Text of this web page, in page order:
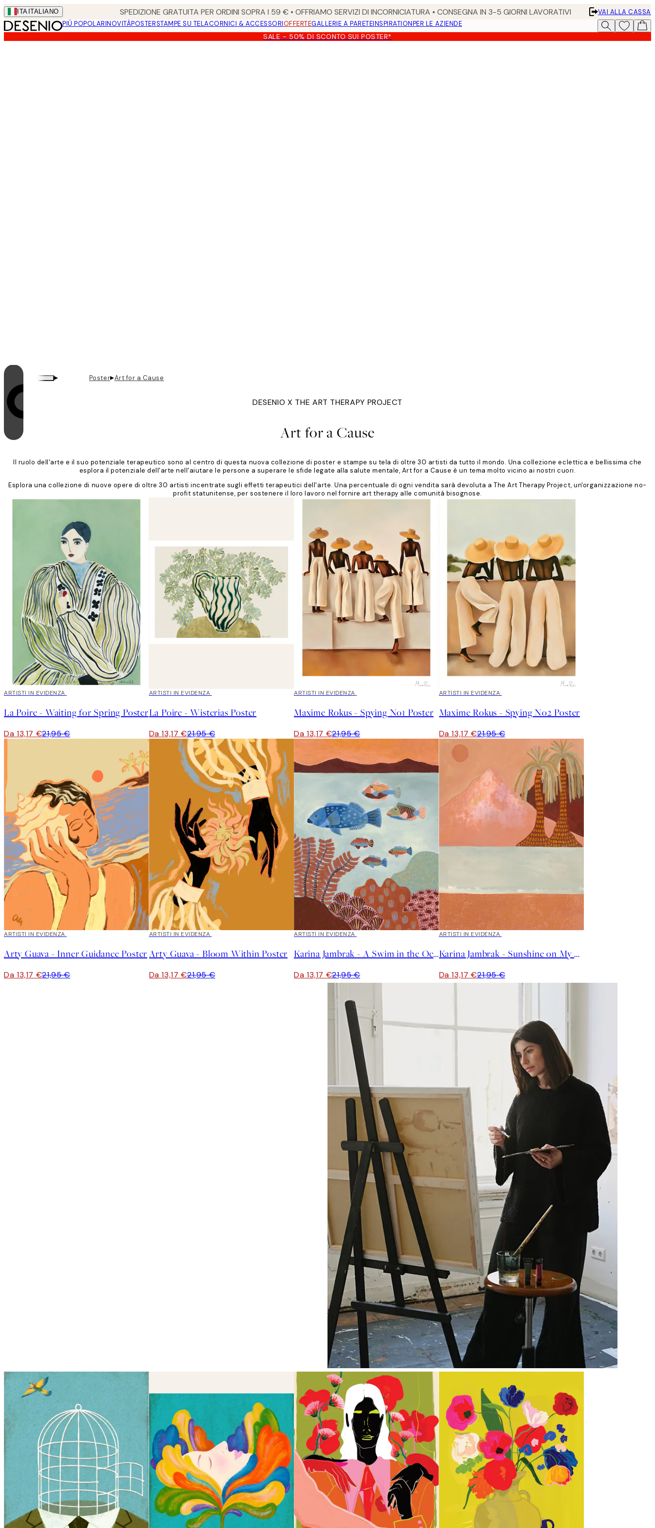
Skip
to
main
content.
ITA ITALIANO SPEDIZIONE GRATUITA PER ORDINI SOPRA I 59 € • OFFRIAMO SERVIZI DI INCORNICIATURA • CONSEGNA IN 3-5 GIORNI LAVORATIVI
VAI ALLA CASSA
PIÚ POPOLARINOVITÀPOSTERSTAMPE SU TELACORNICI & ACCESSORIOFFERTEGALLERIE A PARETEINSPIRATIONPER LE AZIENDE
SALE - 50% DI SCONTO SUI POSTER*
▸ Poster▸Art for a Cause
DESENIO X THE ART THERAPY PROJECT
Art for a Cause
Il ruolo dell'arte e il suo potenziale terapeutico sono al centro di questa nuova collezione di poster e stampe su tela di oltre 30 artisti da tutto il mondo. Una collezione eclettica e bellissima che
esplora il potenziale dell'arte nell'aiutare le persone a superare le sfide legate alla salute mentale, Art for a Cause è un tema molto vicino ai nostri cuori.
Esplora una collezione di nuove opere di oltre 30 artisti incentrate sugli effetti terapeutici dell'arte. Una percentuale di ogni vendita sarà devoluta a The Art Therapy Project, un'organizzazione no-
profit statunitense, per sostenere il loro lavoro nel fornire art therapy alle comunità bisognose.
40%*
ARTISTI IN EVIDENZA
La Poire - Waiting for Spring Poster
Da 13,17 €21,95 €
40%*
ARTISTI IN EVIDENZA
La Poire - Wisterias Poster
Da 13,17 €21,95 €
40%*
ARTISTI IN EVIDENZA
Maxime Rokus - Spying No1 Poster
Da 13,17 €21,95 €
40%*
ARTISTI IN EVIDENZA
Maxime Rokus - Spying No2 Poster
Da 13,17 €21,95 €
40%*
ARTISTI IN EVIDENZA
Arty Guava - Inner Guidance Poster
Da 13,17 €21,95 €
40%*
ARTISTI IN EVIDENZA
Arty Guava - Bloom Within Poster
Da 13,17 €21,95 €
40%*
ARTISTI IN EVIDENZA
Karina Jambrak - A Swim in the Ocean Poster
Da 13,17 €21,95 €
40%*
ARTISTI IN EVIDENZA
Karina Jambrak - Sunshine on My Face Poster
Da 13,17 €21,95 €
Il looping è attivo